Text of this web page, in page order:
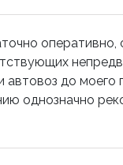
оперативно,
до моего
однозначно